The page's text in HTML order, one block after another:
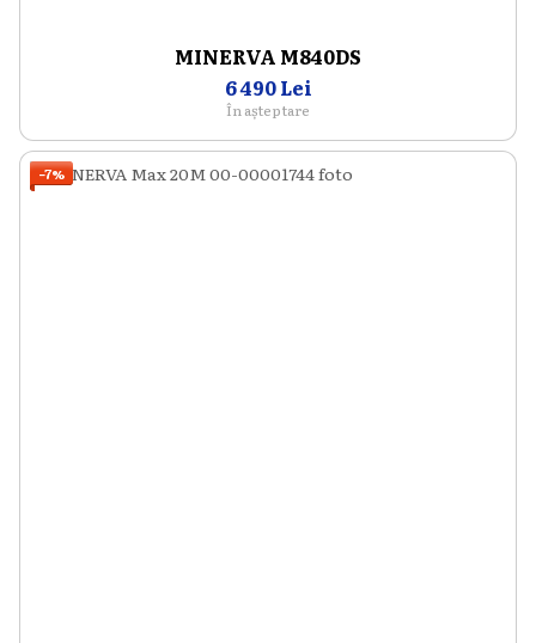
MINERVA M840DS
6 490 Lei
În așteptare
−7%